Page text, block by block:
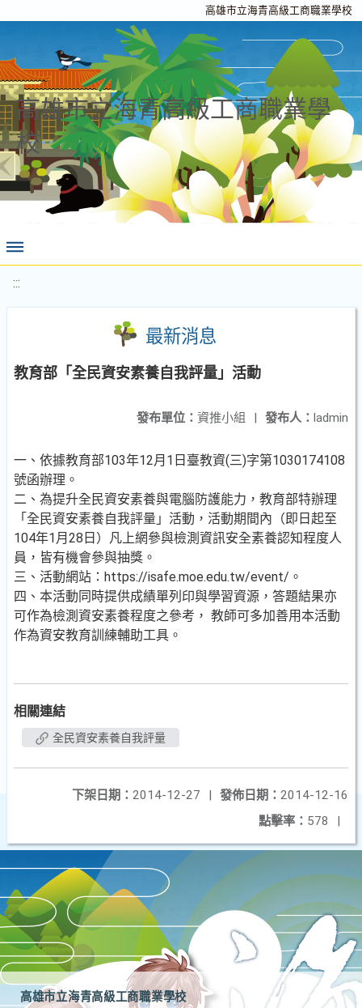
高雄市立海青高級工商職業學校
高雄市立海青高級工商職業學
校
:::
最新消息
教育部「全民資安素養自我評量」活動
發布人： ladmin
發布單位： 資推小組 |
一、依據教育部103年12月1日臺教資(三)字第1030174108
號函辦理。
二、為提升全民資安素養與電腦防護能力，教育部特辦理
「全民資安素養自我評量」活動，活動期間內（即日起至
104年1月28日）凡上網參與檢測資訊安全素養認知程度人
員，皆有機會參與抽獎。
三、活動網站：https://isafe.moe.edu.tw/event/。
四、本活動同時提供成績單列印與學習資源，答題結果亦
可作為檢測資安素養程度之參考， 教師可多加善用本活動
作為資安教育訓練輔助工具。
相關連結
全民資安素養自我評量
發佈日期： 2014-12-16
下架日期： 2014-12-27
|
點擊率： 578 |
高雄市立海青高級工商職業學校